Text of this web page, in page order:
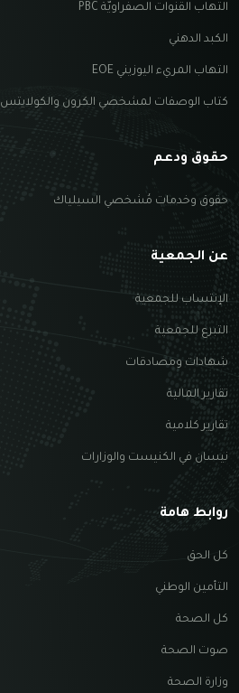
التهاب القنوات الصفراويّة PBC
الكبد الدهني
التهاب المريء اليوزيني EOE
كتاب الوصفات لمشخصي الكرون والكولايتس
حقوق ودعم
حقوق وخدمات مُشخصي السيلياك
عن الجمعية
الإنتساب للجمعية
التبرع للجمعية
شهادات ومصادقات
تقارير المالية
تقارير كلامية
نيسان في الكنيست والوزارات
روابط هامة
كل الحق
التأمين الوطني
كل الصحة
صوت الصحة
وزارة الصحة